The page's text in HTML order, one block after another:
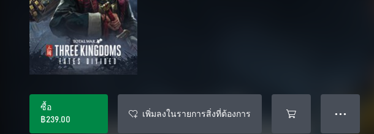
ซื้อ
฿239.00
เพิ่มลงในรายการสิ่งที่ต้องการ ● ● ●